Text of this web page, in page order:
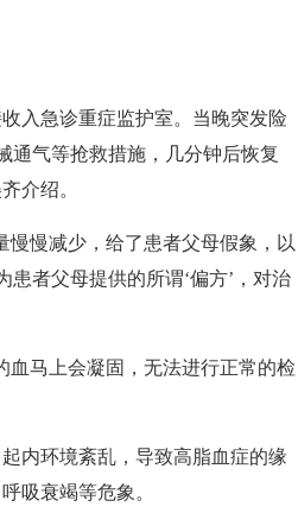
入急诊重症监护室。当晚突发险
通气等抢救措施，几分钟后恢复
介绍。
慢减少，给了患者父母假象，以
者父母提供的所谓‘偏方’，对治
马上会凝固，无法进行正常的检
内环境紊乱，导致高脂血症的缘
吸衰竭等危象。